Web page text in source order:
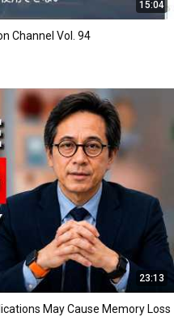
15:04
Channel Vol. 94
23:13
May Cause Memory Loss